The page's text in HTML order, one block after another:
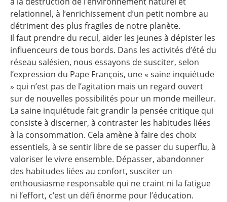
relationnel, à l’enrichissement d’un petit nombre au
détriment des plus fragiles de notre planète.
Il faut prendre du recul, aider les jeunes à dépister les
influenceurs de tous bords. Dans les activités d’été du
réseau salésien, nous essayons de susciter, selon
l’expression du Pape François, une « saine inquiétude
» qui n’est pas de l’agitation mais un regard ouvert
sur de nouvelles possibilités pour un monde meilleur.
La saine inquiétude fait grandir la pensée critique qui
consiste à discerner, à contraster les habitudes liées
à la consommation. Cela amène à faire des choix
essentiels, à se sentir libre de se passer du superflu, à
valoriser le vivre ensemble. Dépasser, abandonner
des habitudes liées au confort, susciter un
enthousiasme responsable qui ne craint ni la fatigue
ni l’effort, c’est un défi énorme pour l’éducation.